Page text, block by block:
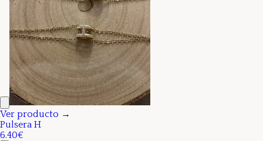
Ver producto →
Pulsera H
6.40€